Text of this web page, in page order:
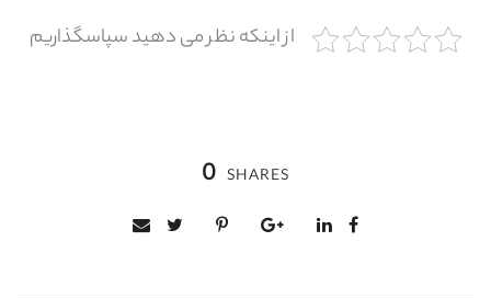
از اینکه نظر می دهید سپاسگذاریم
0 SHARES